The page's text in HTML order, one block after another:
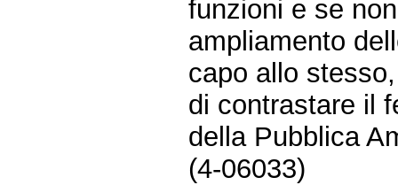
funzioni e se
ampliamento
capo allo
di contrastare il
della Pubblica
(4-06033)